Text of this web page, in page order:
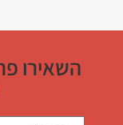
השאירו